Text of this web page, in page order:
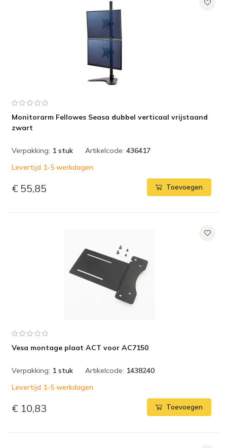
Monitorarm Fellowes Seasa dubbel verticaal vrijstaand
zwart
Verpakking: 1 stuk Artikelcode: 436417
Levertijd 1-5 werkdagen
€ 55,85 Toevoegen
Vesa montage plaat ACT voor AC7150
Verpakking: 1 stuk Artikelcode: 1438240
Levertijd 1-5 werkdagen
€ 10,83 Toevoegen